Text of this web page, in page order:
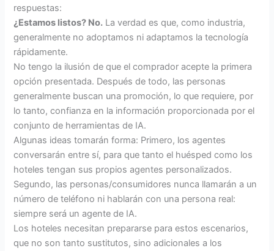
respuestas:
¿Estamos listos? No. La verdad es que, como industria,
generalmente no adoptamos ni adaptamos la tecnología
rápidamente.
No tengo la ilusión de que el comprador acepte la primera
opción presentada. Después de todo, las personas
generalmente buscan una promoción, lo que requiere, por
lo tanto, confianza en la información proporcionada por el
conjunto de herramientas de IA.
Algunas ideas tomarán forma: Primero, los agentes
conversarán entre sí, para que tanto el huésped como los
hoteles tengan sus propios agentes personalizados.
Segundo, las personas/consumidores nunca llamarán a un
número de teléfono ni hablarán con una persona real:
siempre será un agente de IA.
Los hoteles necesitan prepararse para estos escenarios,
que no son tanto sustitutos, sino adicionales a los